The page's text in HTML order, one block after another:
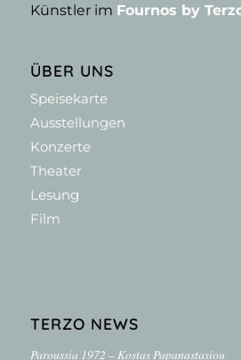
Künstler im Fournos by
ÜBER UNS
Speisekarte
Ausstellungen
Konzerte
Theater
Lesung
Film
TERZO NEWS
Paroussia 1972 – Kostas Papanastasiou